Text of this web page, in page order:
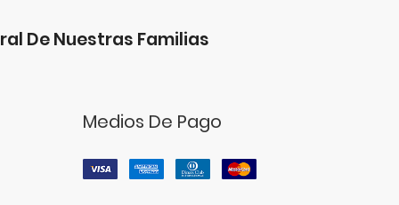
De Nuestras Familias
Medios De Pago